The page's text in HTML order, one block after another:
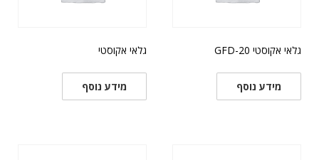
גלאי אקוסטי GFD-20
מידע נוסף
גלאי אקוסטי
מידע נוסף